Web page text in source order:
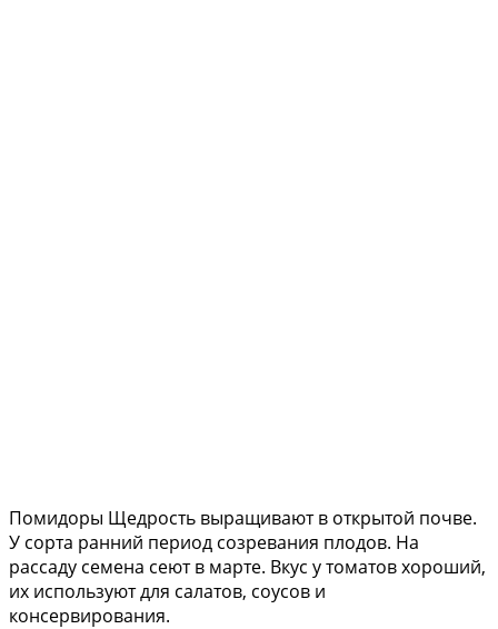
Помидоры Щедрость выращивают в открытой почве.
У сорта ранний период созревания плодов. На
рассаду семена сеют в марте. Вкус у томатов хороший,
их используют для салатов, соусов и
консервирования.